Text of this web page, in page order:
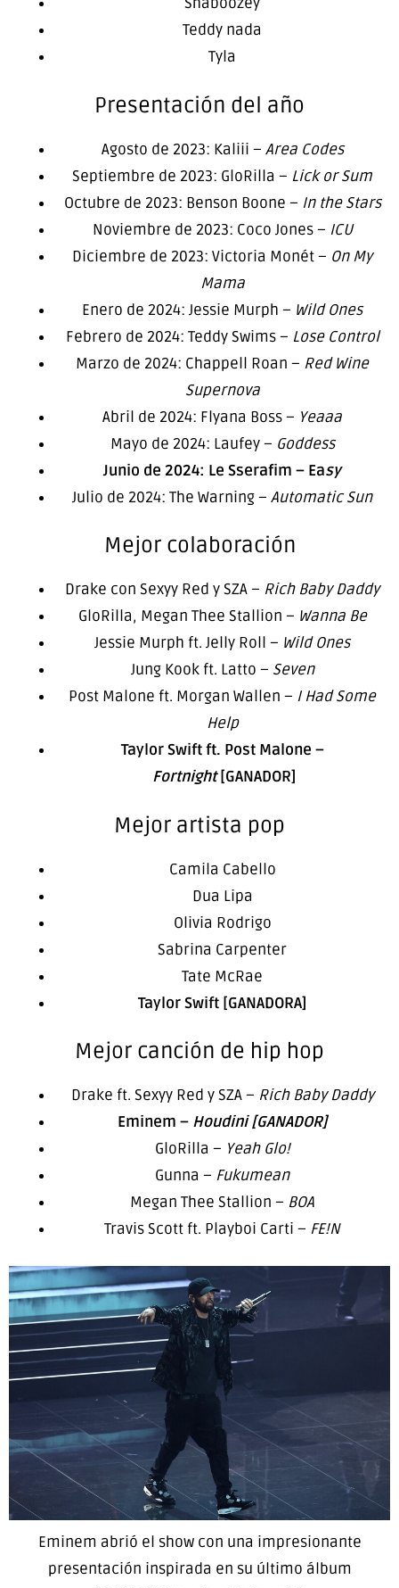
Teddy nada
Tyla
Presentación del año
Agosto de 2023: Kaliii – Area Codes
Septiembre de 2023: GloRilla – Lick or Sum
Octubre de 2023: Benson Boone – In the Stars
Noviembre de 2023: Coco Jones – ICU
Diciembre de 2023: Victoria Monét – On My
Mama
Enero de 2024: Jessie Murph – Wild Ones
Febrero de 2024: Teddy Swims – Lose Control
Marzo de 2024: Chappell Roan – Red Wine
Supernova
Abril de 2024: Flyana Boss – Yeaaa
Mayo de 2024: Laufey – Goddess
Junio de 2024: Le Sserafim – Easy
Julio de 2024: The Warning – Automatic Sun
Mejor colaboración
Drake con Sexyy Red y SZA – Rich Baby Daddy
GloRilla, Megan Thee Stallion – Wanna Be
Jessie Murph ft. Jelly Roll – Wild Ones
Jung Kook ft. Latto – Seven
Post Malone ft. Morgan Wallen – I Had Some
Help
Taylor Swift ft. Post Malone –
Fortnight [GANADOR]
Mejor artista pop
Camila Cabello
Dua Lipa
Olivia Rodrigo
Sabrina Carpenter
Tate McRae
Taylor Swift [GANADORA]
Mejor canción de hip hop
Drake ft. Sexyy Red y SZA – Rich Baby Daddy
Eminem – Houdini [GANADOR]
GloRilla – Yeah Glo!
Gunna – Fukumean
Megan Thee Stallion – BOA
Travis Scott ft. Playboi Carti – FE!N
Eminem abrió el show con una impresionante
presentación inspirada en su último álbum